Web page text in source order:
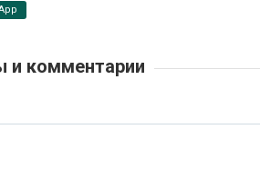
и комментарии